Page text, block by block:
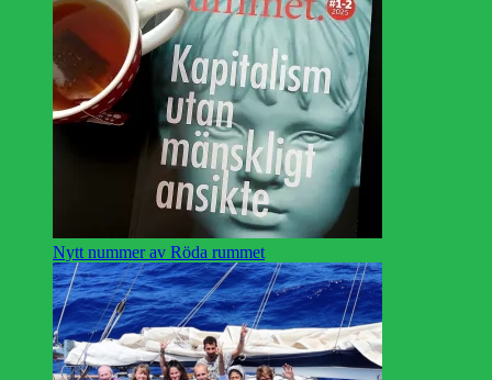
Nytt nummer av Röda rummet